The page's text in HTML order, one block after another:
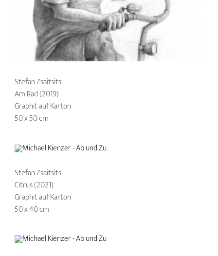
Stefan Zsaitsits
Am Rad (2019)
Graphit auf Karton
50 x 50 cm
Stefan Zsaitsits
Citrus (2021)
Graphit auf Karton
50 x 40 cm